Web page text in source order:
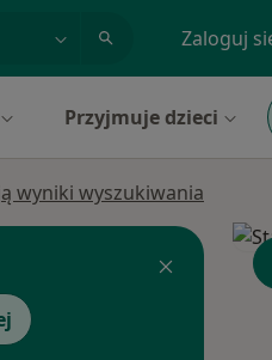
Zaloguj
Przyjmuje dzieci
wyniki wyszukiwania